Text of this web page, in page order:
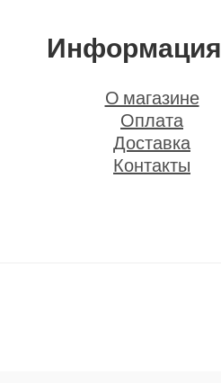
Информация
О магазине
Оплата
Доставка
Контакты